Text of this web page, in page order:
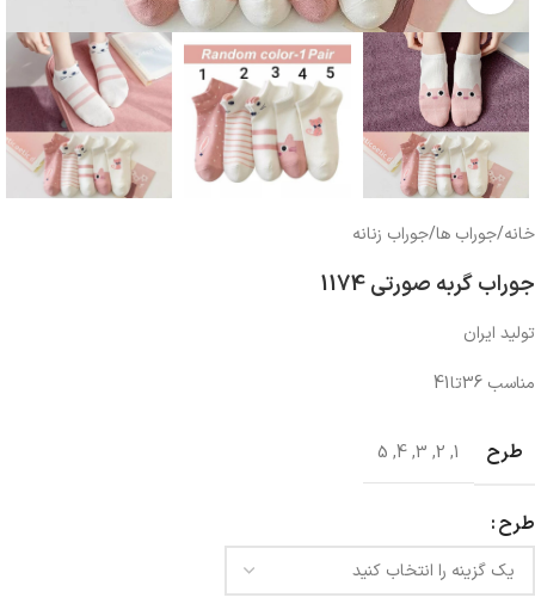
خانه/جوراب ها/جوراب زنانه
جوراب گربه صورتی 1174
تولید ایران
مناسب 36تا41
طرح 1
,
2
,
3
,
4
,
5
طرح